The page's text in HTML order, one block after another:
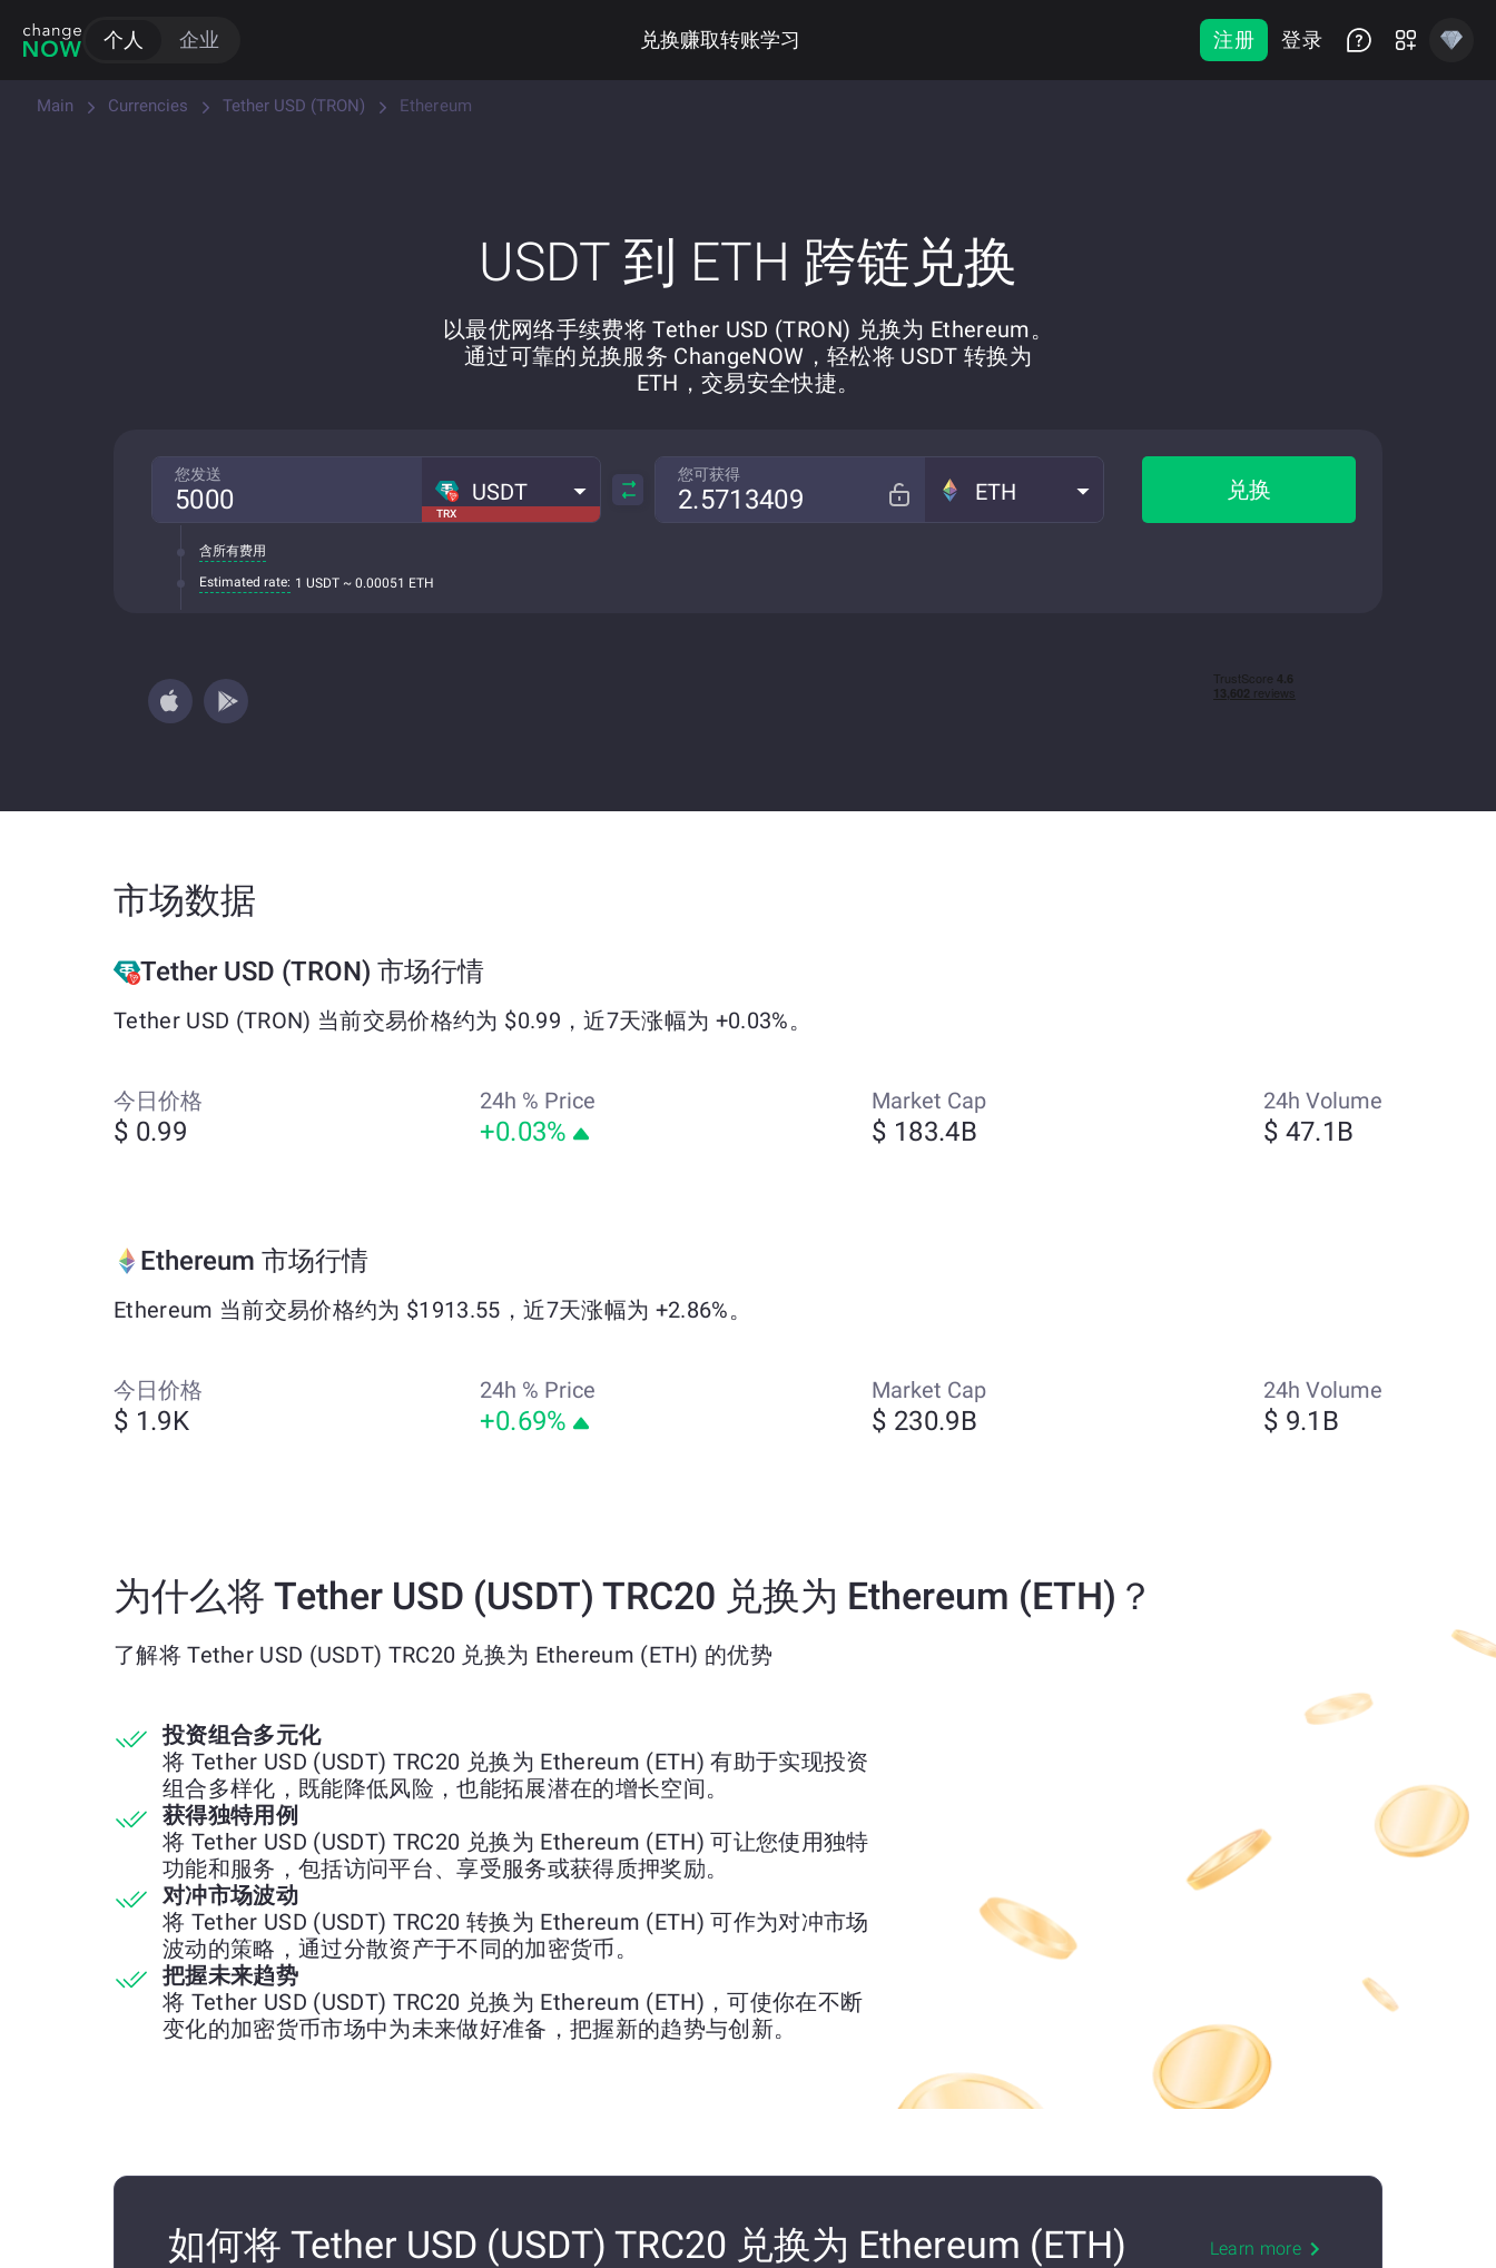
个人 企业 兑换赚取转账学习 注册 登录
Main Currencies Tether USD (TRON) Ethereum
USDT 到 ETH 跨链兑换
以最优网络手续费将 Tether USD (TRON) 兑换为 Ethereum。
通过可靠的兑换服务 ChangeNOW，轻松将 USDT 转换为
ETH，交易安全快捷。
您发送
TRX
USDT
含所有费用
Estimated rate: 1 USDT ~ 0.00051 ETH
您可获得
ETH 兑换
市场数据
Tether USD (TRON) 市场行情
Tether USD (TRON) 当前交易价格约为 $0.99，近7天涨幅为 +0.03%。
今日价格
$ 0.99
24h % Price
+0.03%
Market Cap
$ 183.4B
24h Volume
$ 47.1B
Ethereum 市场行情
Ethereum 当前交易价格约为 $1913.55，近7天涨幅为 +2.86%。
今日价格
$ 1.9K
24h % Price
+0.69%
Market Cap
$ 230.9B
24h Volume
$ 9.1B
为什么将 Tether USD (USDT) TRC20 兑换为 Ethereum (ETH)？
了解将 Tether USD (USDT) TRC20 兑换为 Ethereum (ETH) 的优势
投资组合多元化
将 Tether USD (USDT) TRC20 兑换为 Ethereum (ETH) 有助于实现投资
组合多样化，既能降低风险，也能拓展潜在的增长空间。
获得独特用例
将 Tether USD (USDT) TRC20 兑换为 Ethereum (ETH) 可让您使用独特
功能和服务，包括访问平台、享受服务或获得质押奖励。
对冲市场波动
将 Tether USD (USDT) TRC20 转换为 Ethereum (ETH) 可作为对冲市场
波动的策略，通过分散资产于不同的加密货币。
把握未来趋势
将 Tether USD (USDT) TRC20 兑换为 Ethereum (ETH)，可使你在不断
变化的加密货币市场中为未来做好准备，把握新的趋势与创新。
如何将 Tether USD (USDT) TRC20 兑换为 Ethereum (ETH) Learn more